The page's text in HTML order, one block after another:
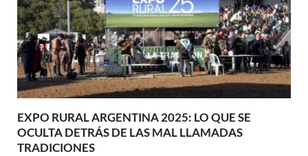
EXPO RURAL ARGENTINA 2025: LO QUE SE
OCULTA DETRÁS DE LAS MAL LLAMADAS
TRADICIONES